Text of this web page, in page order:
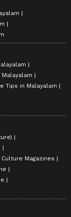
Tips in Malayalam
Culture Magazines